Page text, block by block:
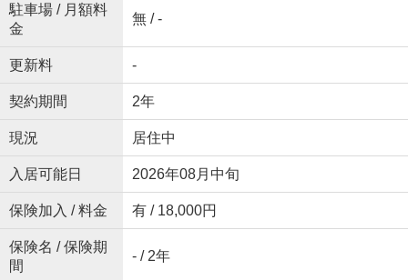
駐車場 / 月額料
金
無 / -
更新料 -
契約期間 2年
現況 居住中
入居可能日 2026年08月中旬
保険加入 / 料金 有 / 18,000円
保険名 / 保険期
間
- / 2年